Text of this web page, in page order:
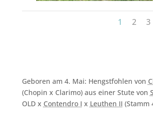
1 2 3
Geboren am 4. Mai: Hengstfohlen von
(Chopin x Clarimo) aus einer Stute von
OLD x Contendro I x Leuthen II (Stamm